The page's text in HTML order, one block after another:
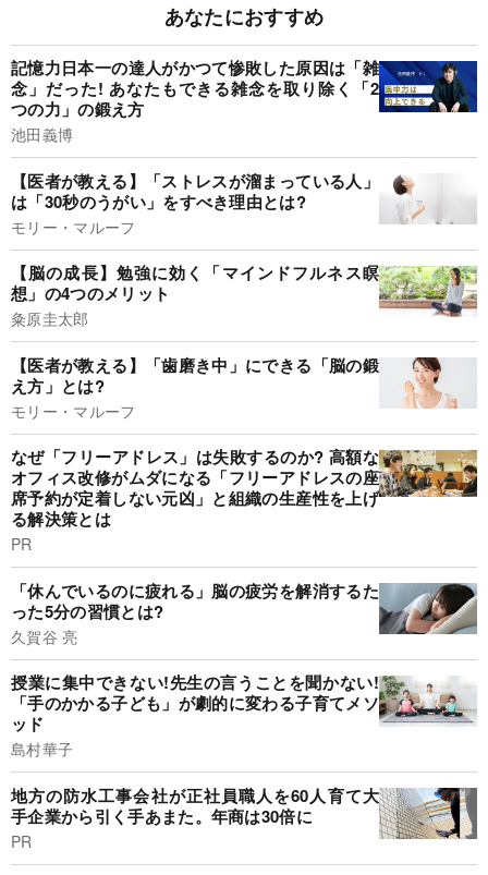
あなたにおすすめ
記憶力日本一の達人がかつて惨敗した原因は「雑
念」だった! あなたもできる雑念を取り除く「2
つの力」の鍛え方
池田義博
【医者が教える】「ストレスが溜まっている人」
は「30秒のうがい」をすべき理由とは?
モリー・マルーフ
【脳の成長】勉強に効く「マインドフルネス瞑
想」の4つのメリット
粂原圭太郎
【医者が教える】「歯磨き中」にできる「脳の鍛
え方」とは?
モリー・マルーフ
なぜ「フリーアドレス」は失敗するのか? 高額な
オフィス改修がムダになる「フリーアドレスの座
席予約が定着しない元凶」と組織の生産性を上げ
る解決策とは
PR
「休んでいるのに疲れる」脳の疲労を解消するた
った5分の習慣とは?
久賀谷 亮
授業に集中できない!先生の言うことを聞かない!
「手のかかる子ども」が劇的に変わる子育てメソ
ッド
島村華子
地方の防水工事会社が正社員職人を60人育て大
手企業から引く手あまた。年商は30倍に
PR